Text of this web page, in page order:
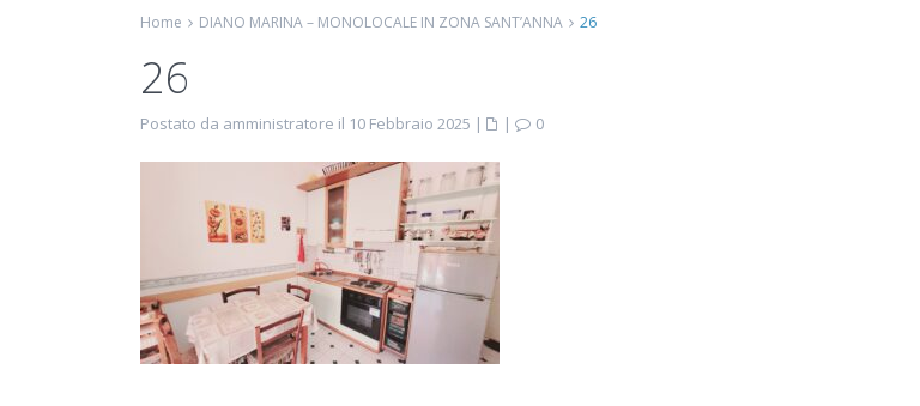
Home DIANO MARINA – MONOLOCALE IN ZONA SANT’ANNA 26
26
Postato da amministratore il 10 Febbraio 2025 | | 0